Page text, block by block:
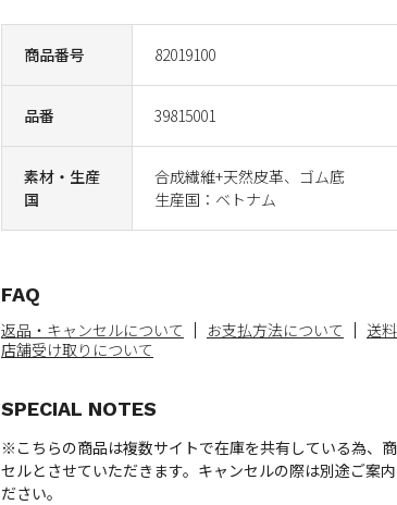
商品番号 82019100
品番 39815001
素材・生産
国
合成繊維+天然皮革、ゴム底
生産国：ベトナム
FAQ
返品・キャンセルについて お支払方法について
送
店舗受け取りについて
SPECIAL NOTES
※こちらの商品は複数サイトで在庫を共有している為、
セルとさせていただきます。キャンセルの際は別途ご案
ださい。